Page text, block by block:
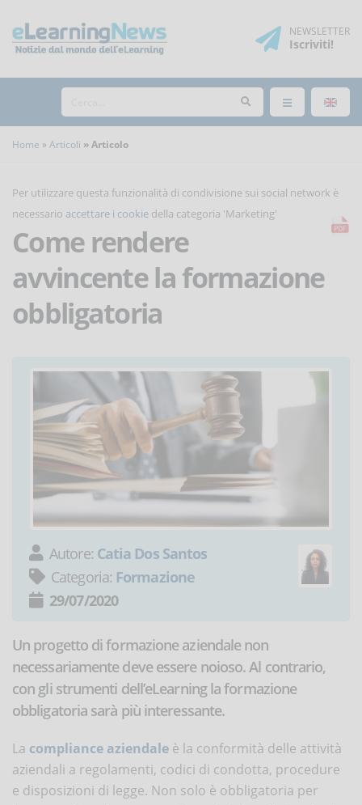
NEWSLETTER
Iscriviti!
Home Articoli Articolo
Per utilizzare questa funzionalità di condivisione sui social network è
necessario accettare i cookie della categoria 'Marketing'
Come rendere
avvincente la formazione
obbligatoria
Autore: Catia Dos Santos
Categoria: Formazione
29/07/2020
Un progetto di formazione aziendale non
necessariamente deve essere noioso. Al contrario,
con gli strumenti dell’eLearning la formazione
obbligatoria sarà più interessante.
La compliance aziendale è la conformità delle attività
aziendali a regolamenti, codici di condotta, procedure
e disposizioni di legge. Non solo è obbligatoria per